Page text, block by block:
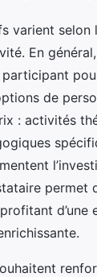
varient selon
En
de
: activités
permet
d’une